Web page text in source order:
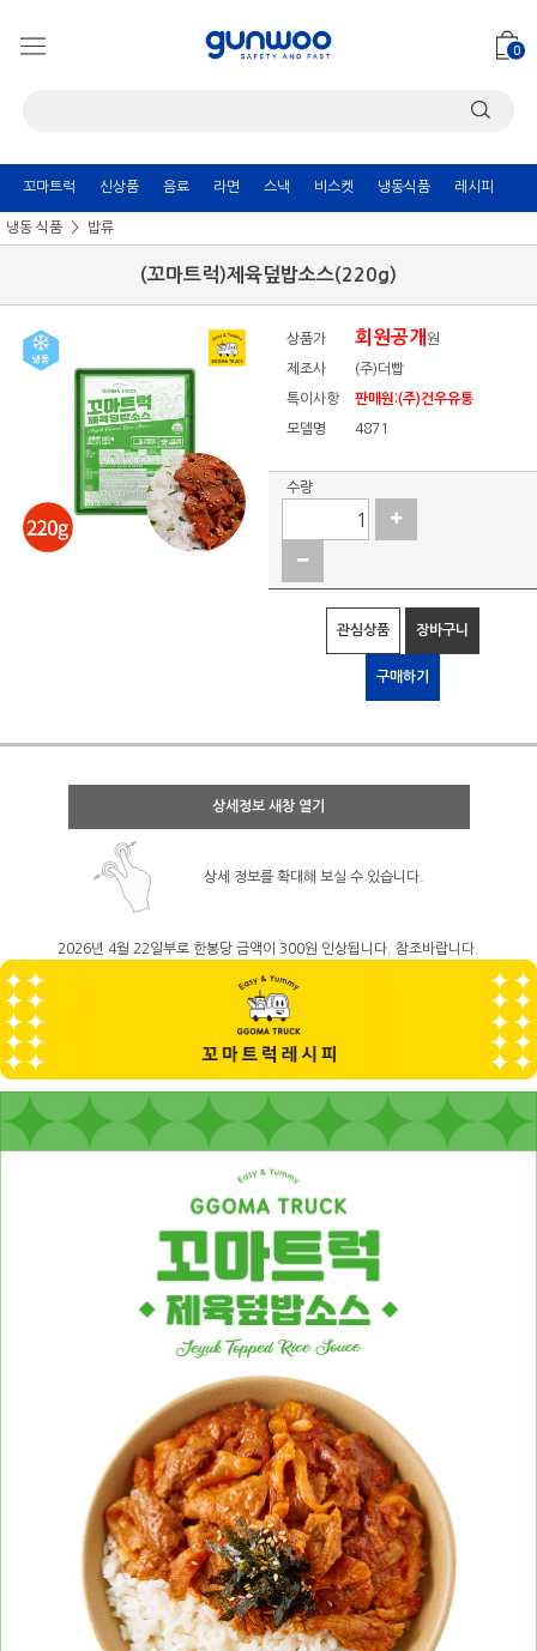
0
꼬마트럭 신상품 음료 라면 스낵 비스켓 냉동식품 레시피
냉동 식품 밥류
(꼬마트럭)제육덮밥소스(220g)
상품가 회원공개 원
제조사 (주)더빱
특이사항 판매원:(주)건우유통
모델명 4871
수량
관심상품 장바구니
구매하기
상세정보 새창 열기
상세 정보를 확대해 보실 수 있습니다.
2026년 4월 22일부로 한봉당 금액이 300원 인상됩니다. 참조바랍니다.